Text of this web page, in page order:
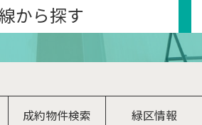
から探す
成約物件検索 緑区情報